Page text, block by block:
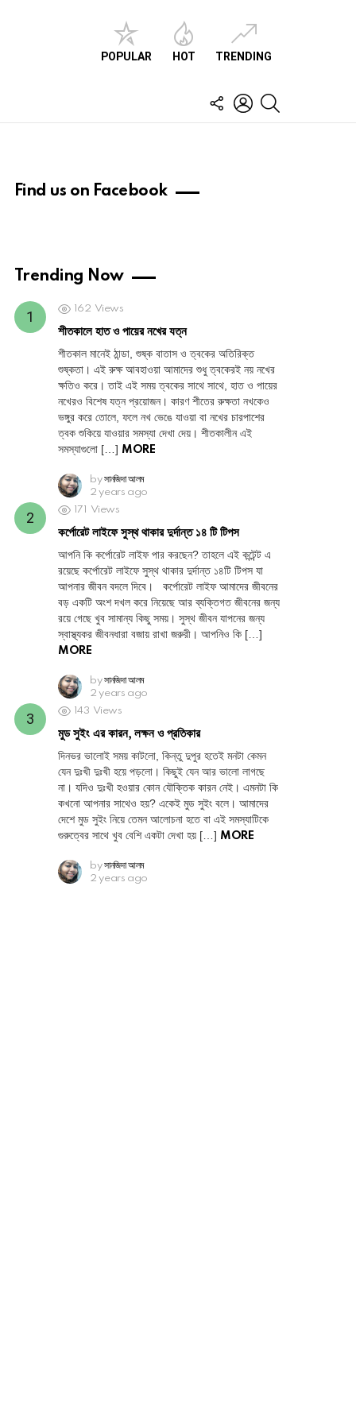
POPULAR HOT TRENDING
FOLLOW
US
LOGIN
Find us on Facebook
Trending Now
162 Views
শীতকালে হাত ও পায়ের নখের যত্ন
শীতকাল মানেই ঠান্ডা, শুষ্ক বাতাস ও ত্বকের অতিরিক্ত
শুষ্কতা। এই রুক্ষ আবহাওয়া আমাদের শুধু ত্বকেরই নয় নখের
ক্ষতিও করে। তাই এই সময় ত্বকের সাথে সাথে, হাত ও পায়ের
নখেরও বিশেষ যত্ন প্রয়োজন। কারণ শীতের রুক্ষতা নখকেও
ভঙ্গুর করে তোলে, ফলে নখ ভেঙে যাওয়া বা নখের চারপাশের
ত্বক শুকিয়ে যাওয়ার সমস্যা দেখা দেয়। শীতকালীন এই
সমস্যাগুলো […] MORE
by সানজিদা আলম
2 years ago
171
Views
কর্পোরেট লাইফে সুস্থ থাকার দুর্দান্ত ১৪ টি টিপস
আপনি কি কর্পোরেট লাইফ পার করছেন? তাহলে এই কন্টেন্ট এ
রয়েছে কর্পোরেট লাইফে সুস্থ থাকার দুর্দান্ত ১৪টি টিপস যা
আপনার জীবন বদলে দিবে। কর্পোরেট লাইফ আমাদের জীবনের
বড় একটি অংশ দখল করে নিয়েছে আর ব্যক্তিগত জীবনের জন্য
রয়ে গেছে খুব সামান্য কিছু সময়। সুস্থ জীবন যাপনের জন্য
স্বাস্থ্যকর জীবনধারা বজায় রাখা জরুরী। আপনিও কি […]
MORE
by সানজিদা আলম
2 years ago
143 Views
মুড সুইং এর কারন, লক্ষন ও প্রতিকার
দিনভর ভালোই সময় কাটলো, কিন্তু দুপুর হতেই মনটা কেমন
যেন দুঃখী দুঃখী হয়ে পড়লো। কিছুই যেন আর ভালো লাগছে
না। যদিও দুঃখী হওয়ার কোন যৌক্তিক কারন নেই। এমনটা কি
কখনো আপনার সাথেও হয়? একেই মুড সুইং বলে। আমাদের
দেশে মুড সুইং নিয়ে তেমন আলোচনা হতে বা এই সমস্যাটিকে
গুরুত্বের সাথে খুব বেশি একটা দেখা হয় […] MORE
by সানজিদা আলম
2 years ago